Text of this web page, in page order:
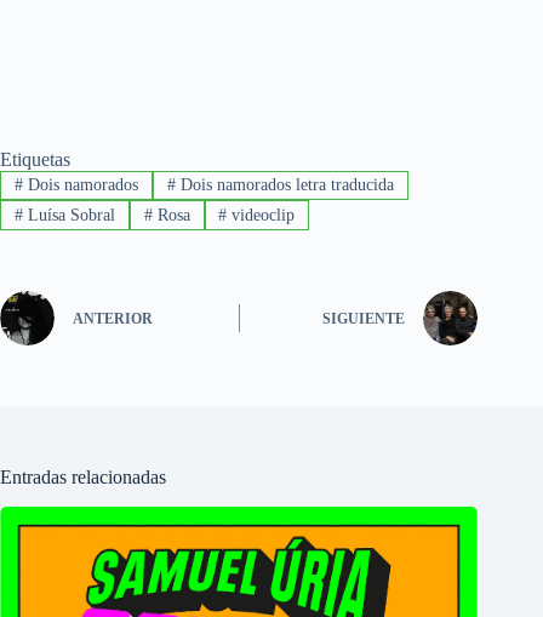
Etiquetas
#Dois namorados #Dois namorados letra traducida
#Luísa Sobral #Rosa # videoclip
ANTERIOR SIGUIENTE
Entradas relacionadas